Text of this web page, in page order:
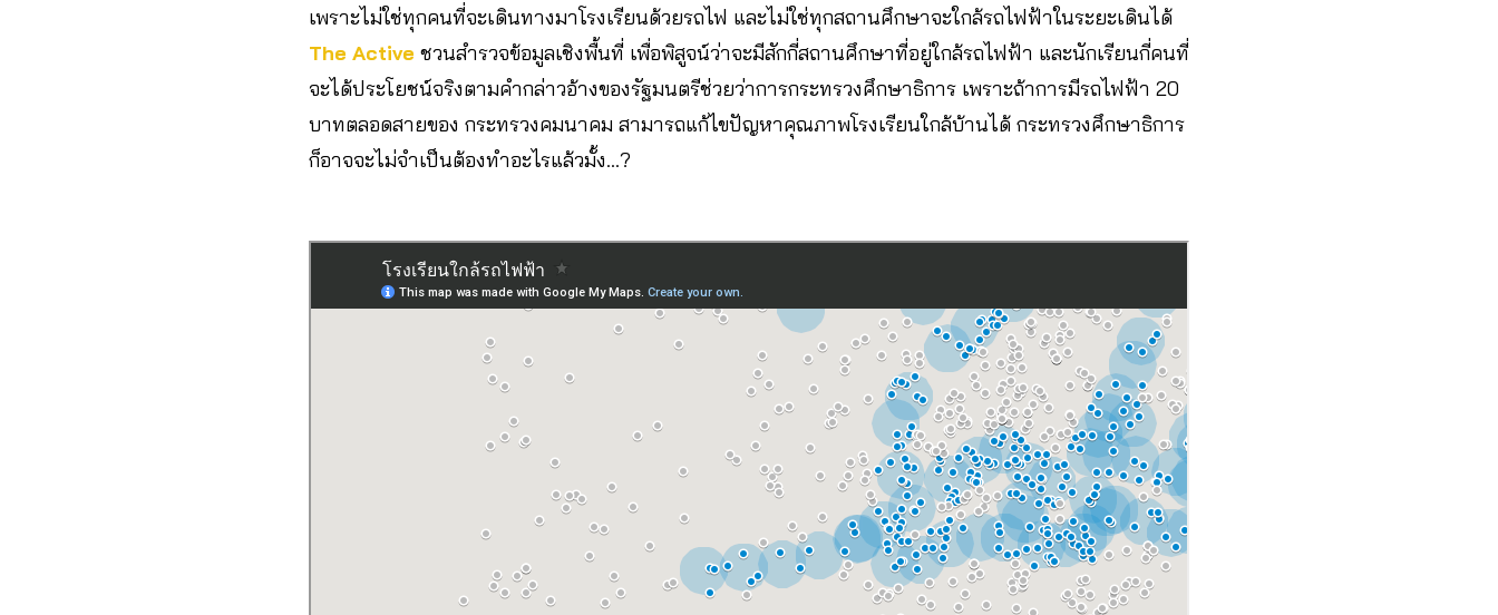
เพราะไม่ใช่ทุกคนที่จะเดินทางมาโรงเรียนด้วยรถไฟ และไม่ใช่ทุกสถานศึกษาจะใกล้รถไฟฟ้าในระยะเดินได้
The Active ชวนสำรวจข้อมูลเชิงพื้นที่ เพื่อพิสูจน์ว่าจะมีสักกี่สถานศึกษาที่อยู่ใกล้รถไฟฟ้า และนักเรียนกี่คนที่
จะได้ประโยชน์จริงตามคำกล่าวอ้างของรัฐมนตรีช่วยว่าการกระทรวงศึกษาธิการ เพราะถ้าการมีรถไฟฟ้า 20
บาทตลอดสายของ กระทรวงคมนาคม สามารถแก้ไขปัญหาคุณภาพโรงเรียนใกล้บ้านได้ กระทรวงศึกษาธิการ
ก็อาจจะไม่จำเป็นต้องทำอะไรแล้วมั้ง…?